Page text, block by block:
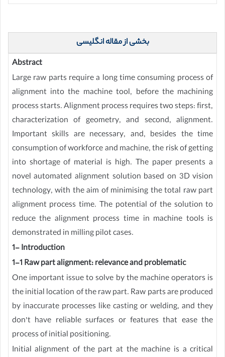
بخشی از مقاله انگلیسی
Abstract
Large raw parts require a long time consuming process of
alignment into the machine tool, before the machining
process starts. Alignment process requires two steps: first,
characterization of geometry, and second, alignment.
Important skills are necessary, and, besides the time
consumption of workforce and machine, the risk of getting
into shortage of material is high. The paper presents a
novel automated alignment solution based on 3D vision
technology, with the aim of minimising the total raw part
alignment process time. The potential of the solution to
reduce the alignment process time in machine tools is
demonstrated in milling pilot cases.
1- Introduction
1-1 Raw part alignment: relevance and problematic
One important issue to solve by the machine operators is
the initial location of the raw part. Raw parts are produced
by inaccurate processes like casting or welding, and they
don’t have reliable surfaces or features that ease the
process of initial positioning.
Initial alignment of the part at the machine is a critical